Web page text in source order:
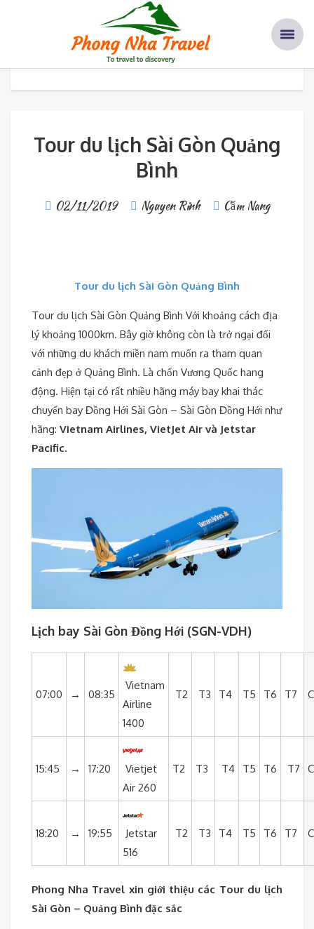
Tour du lịch Sài Gòn Quảng Bình
Cẩm Nang Tour du lịch Sài Gòn Quảng Bình
Tour du lịch Sài Gòn Quảng
Bình
02/11/2019 Nguyen Rinh Cẩm Nang
Tour du lịch Sài Gòn Quảng Bình
Tour du lịch Sài Gòn Quảng Bình Với khoảng cách địa
lý khoảng 1000km. Bây giờ không còn là trở ngại đối
với những du khách miền nam muốn ra tham quan
cảnh đẹp ở Quảng Bình. Là chốn Vương Quốc hang
động. Hiện tại có rất nhiều hãng máy bay khai thác
chuyến bay Đồng Hới Sài Gòn – Sài Gòn Đồng Hới như
hãng: Vietnam Airlines, VietJet Air và Jetstar
Pacific.
Lịch bay Sài Gòn Đồng Hới (SGN-VDH)
07:00 → 08:35
Vietnam
Airline
1400
T2 T3 T4 T5 T6 T7
15:45 → 17:20
Vietjet
Air 260
T2 T3 T4 T5 T6 T7
18:20 → 19:55
Jetstar
516
T2 T3 T4 T5 T6 T7
Phong Nha Travel xin giới thiệu các Tour du lịch
Sài Gòn – Quảng Bình đặc sắc